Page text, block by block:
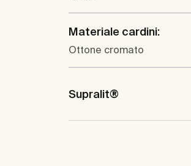
Materiale cardini:
Ottone cromato
Supralit®